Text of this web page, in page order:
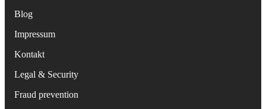
Blog
Impressum
Kontakt
Legal & Security
Fraud prevention